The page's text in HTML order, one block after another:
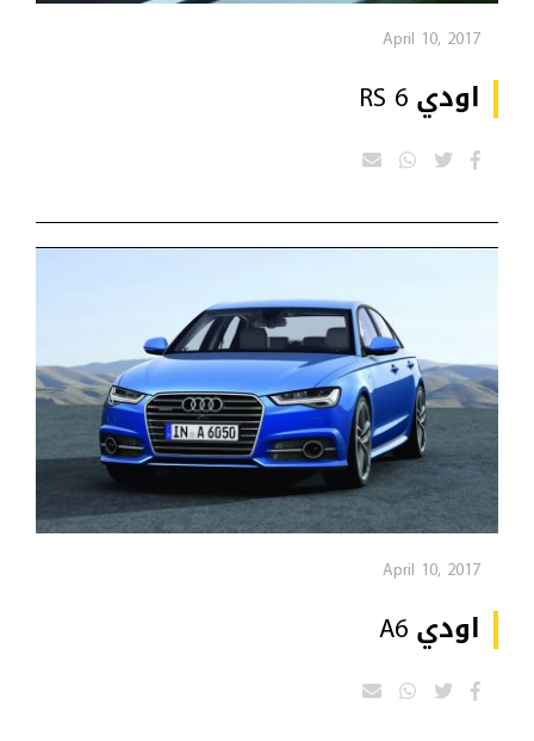
April 10, 2017
اودي RS 6
April 10, 2017
اودي A6